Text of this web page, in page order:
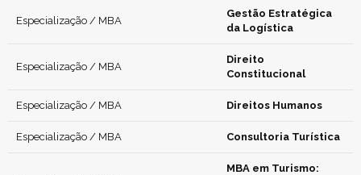
Especialização / MBA
Gestão Estratégica
da Logística
Especialização / MBA
Direito
Constitucional
Especialização / MBA Direitos Humanos
Especialização / MBA Consultoria Turística
MBA em Turismo: